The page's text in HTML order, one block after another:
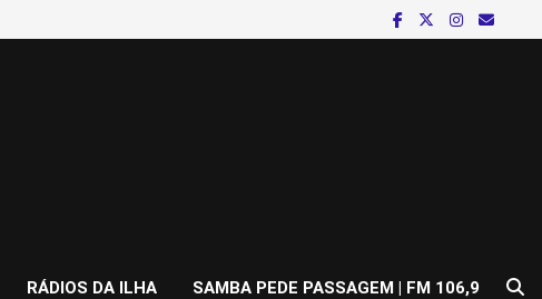
RÁDIOS DA ILHA SAMBA PEDE PASSAGEM | FM 106,9